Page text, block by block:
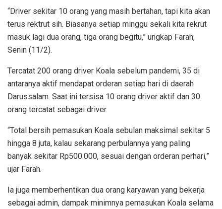
“Driver sekitar 10 orang yang masih bertahan, tapi kita akan
terus rektrut sih. Biasanya setiap minggu sekali kita rekrut
masuk lagi dua orang, tiga orang begitu,” ungkap Farah,
Senin (11/2).
Tercatat 200 orang driver Koala sebelum pandemi, 35 di
antaranya aktif mendapat orderan setiap hari di daerah
Darussalam. Saat ini tersisa 10 orang driver aktif dan 30
orang tercatat sebagai driver.
“Total bersih pemasukan Koala sebulan maksimal sekitar 5
hingga 8 juta, kalau sekarang perbulannya yang paling
banyak sekitar Rp500.000, sesuai dengan orderan perhari,”
ujar Farah.
Ia juga memberhentikan dua orang karyawan yang bekerja
sebagai admin, dampak minimnya pemasukan Koala selama